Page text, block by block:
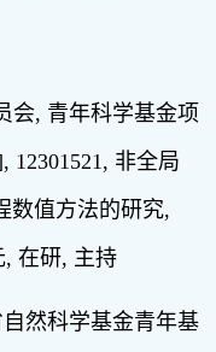
会, 青年科学基金项
12301521, 非全局
数值方法的研究,
, 在研, 主持
自然科学基金青年基